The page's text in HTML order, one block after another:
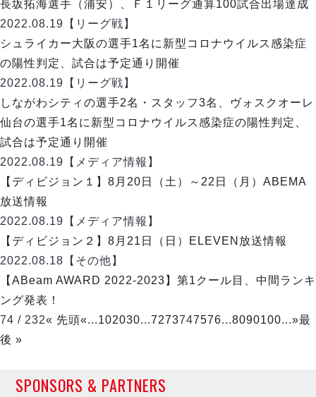
選手の通算記録（Ｆ２）
ヴォスクオーレ仙台
マルバ水戸FC
リガーレヴィア葛飾
Y．S．C．C．横浜
ヴィンセドール白山
アグレミーナ浜松
デウソン神戸
ポルセイド浜田
ミラクルスマイル新居浜
長坂拓海選手（浦安）、Ｆ１リーグ通算100試合出場達成
2022.08.19 【リーグ戦】
シュライカー大阪の選手1名に新型コロナウイルス感染症
の陽性判定、試合は予定通り開催
2022.08.19 【リーグ戦】
しながわシティの選手2名・スタッフ3名、ヴォスクオーレ
仙台の選手1名に新型コロナウイルス感染症の陽性判定、
試合は予定通り開催
2022.08.19 【メディア情報】
【ディビジョン１】8月20日（土）～22日（月）ABEMA
放送情報
2022.08.19 【メディア情報】
【ディビジョン２】8月21日（日）ELEVEN放送情報
2022.08.18 【その他】
【ABeam AWARD 2022-2023】第1クール目、中間ランキ
ング発表！
74 / 232« 先頭«...102030...7273747576...8090100...»最
後 »
SPONSORS & PARTNERS